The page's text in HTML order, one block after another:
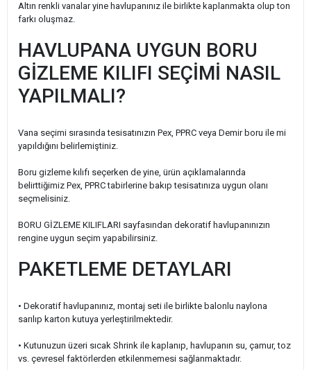
Altın renkli vanalar yine havlupanınız ile birlikte kaplanmakta olup ton
farkı oluşmaz.
HAVLUPANA UYGUN BORU
GİZLEME KILIFI SEÇİMİ NASIL
YAPILMALI?
Vana seçimi sırasında tesisatınızın Pex, PPRC veya Demir boru ile mi
yapıldığını belirlemiştiniz.
Boru gizleme kılıfı seçerken de yine, ürün açıklamalarında
belirttiğimiz Pex, PPRC tabirlerine bakıp tesisatınıza uygun olanı
seçmelisiniz.
BORU GİZLEME KILIFLARI sayfasından dekoratif havlupanınızın
rengine uygun seçim yapabilirsiniz.
PAKETLEME DETAYLARI
• Dekoratif havlupanınız, montaj seti ile birlikte balonlu naylona
sarılıp karton kutuya yerleştirilmektedir.
• Kutunuzun üzeri sıcak Shrink ile kaplanıp, havlupanın su, çamur, toz
vs. çevresel faktörlerden etkilenmemesi sağlanmaktadır.